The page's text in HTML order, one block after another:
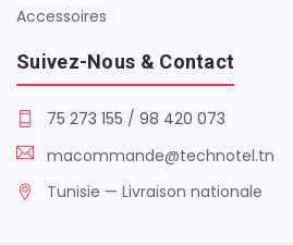
Accessoires
Suivez-Nous & Contact
75 273 155 / 98 420 073
macommande@technotel.tn
Tunisie — Livraison nationale